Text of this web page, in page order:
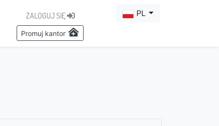
ZALOGUJ SIĘ
Promuj kantor
PL